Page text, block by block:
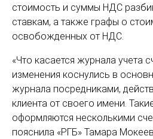
стоимость и суммы НДС
ставкам, а также графы о
освобожденных от НДС.
«Что касается журнала учета
изменения коснулись в
журнала посредниками,
клиента от своего имени.
оформляются несколькими
пояснила «РГБ» Тамара